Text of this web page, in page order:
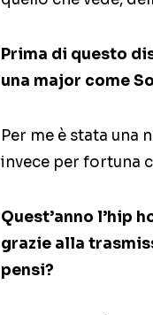
Prima di questo
una major come
Per me è stata una
invece per fortuna
Quest’anno l’hip
grazie alla
pensi?